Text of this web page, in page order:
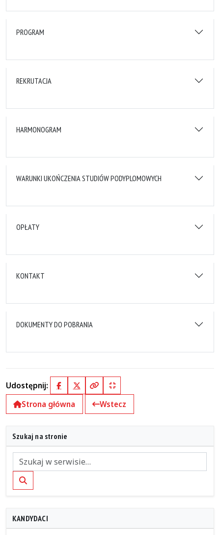
PROGRAM
REKRUTACJA
HARMONOGRAM
WARUNKI UKOŃCZENIA STUDIÓW PODYPLOMOWYCH
OPŁATY
KONTAKT
DOKUMENTY DO POBRANIA
Udostępnij: FacebookX (Twitter)
Kopiuj pełny link
Kopiuj krótki link
Strona główna
Wstecz
Szukaj na stronie
Szukaj
KANDYDACI